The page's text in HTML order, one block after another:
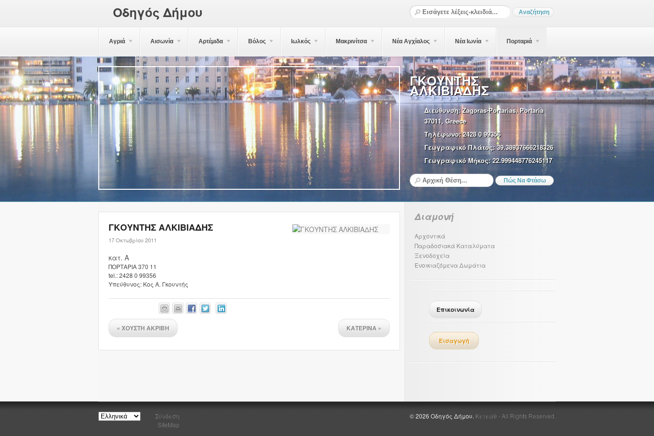
Οδηγός Δήμου
Αγριά Αισωνία Αρτέμιδα Βόλος Ιωλκός Μακρινίτσα Νέα Αγχίαλος Νέα Ιωνία Πορταριά
ΓΚΟΥΝΤΗΣ
ΑΛΚΙΒΙΑΔΗΣ
Διεύθυνση:Zagoras-Portarias, Portaria
37011, Greece
Τηλέφωνο:2428 0 99356
Γεωγραφικό Πλάτος:39.38937666218326
Γεωγραφικό Μήκος:22.999448776245117
ΓΚΟΥΝΤΗΣ ΑΛΚΙΒΙΑΔΗΣ
17 Οκτωβρίου 2011
κατ. Α
ΠΟΡΤΑΡΙΑ 370 11
tel.: 2428 0 99356
Υπεύθυνος: Κος Α. Γκουντής
« ΧΟΥΣΤΗ ΑΚΡΙΒΗ ΚΑΤΕΡΙΝΑ »
Διαμονή
Αρχοντικά
Παραδοσιακά Καταλύματα
Ξενοδοχεία
Ενοικιαζόμενα Δωμάτια
Επικοινωνία
Εισαγωγή
Σύνδεση
SiteMap
© 2026 Οδηγός Δήμου. Κετεάθ - All Rights Reserved.